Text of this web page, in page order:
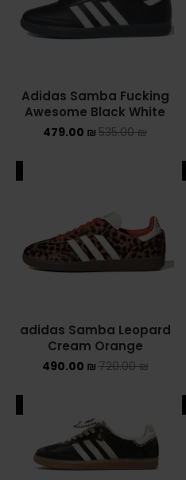
Adidas Samba Fucking
Awesome Black White
535.00₪
479.00 ₪
adidas Samba Leopard
Cream Orange
720.00₪
490.00 ₪